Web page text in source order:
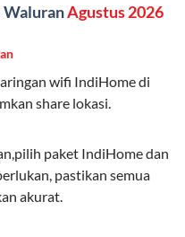
operator, dan akses
yang membutuhkan
dengan fleksibilitas
sesuai kebutuhan.
paket yang
hingga premium.
kebutuhan, baik untuk
Agustus 2026
wifi IndiHome di
share lokasi.
paket IndiHome dan
pastikan semua
akurat.